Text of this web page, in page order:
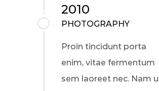
2010
PHOTOGRAPHY
Proin tincidunt porta
enim, vitae fermentum
sem laoreet nec. Nam